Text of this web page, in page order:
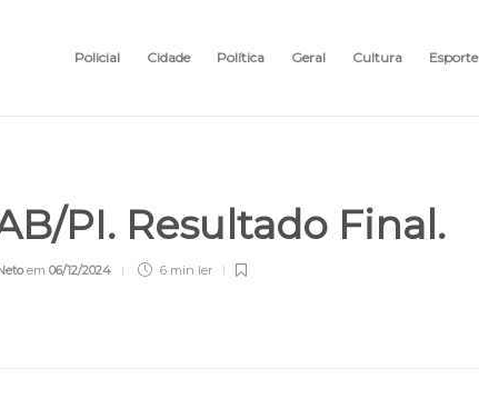
Policial Cidade Política Geral Cultura Esporte
PI. Resultado Final.
em 06/12/2024 6 min ler